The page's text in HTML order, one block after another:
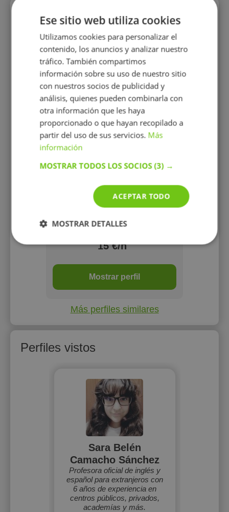
Perfiles similares
Miguel-Juan Klipstein fink
Soy un profesor de inglés altamente
motivado y dedicado con 42 años de
experiencia en la enseñanza a
estudiantes de diversas edades y
académica en Lingüística y
combina métodos tradicionales con
técnicas innovadoras para crear un
entorno de aprendizaje dinámico y
15 €/h
Mostrar perfil
Más perfiles similares
Perfiles vistos
Sara Belén
Camacho Sánchez
Profesora oficial de inglés y
español para extranjeros con
6 años de experiencia en
centros públicos, privados,
academías y más.
Ese sitio web utiliza cookies
Utilizamos cookies para personalizar el
contenido, los anuncios y analizar nuestro
tráfico. También compartimos
información sobre su uso de nuestro sitio
con nuestros socios de publicidad y
análisis, quienes pueden combinarla con
otra información que les haya
proporcionado o que hayan recopilado a
partir del uso de sus servicios. Más
información
MOSTRAR TODOS LOS SOCIOS(3) →
ACEPTAR TODO
MOSTRAR DETALLES